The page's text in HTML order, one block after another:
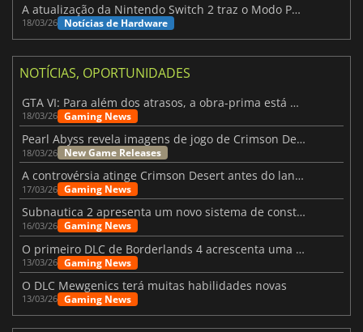
A atualização da Nintendo Switch 2 traz o Modo Portátil aos jogos mais antigos da Switch
18/03/26 Notícias de Hardware
NOTÍCIAS, OPORTUNIDADES
GTA VI: Para além dos atrasos, a obra-prima está quase a chegar
18/03/26 Gaming News
Pearl Abyss revela imagens de jogo de Crimson Desert para a PS5
18/03/26 New Game Releases
A controvérsia atinge Crimson Desert antes do lançamento
17/03/26 Gaming News
Subnautica 2 apresenta um novo sistema de construção de bases
16/03/26 Gaming News
O primeiro DLC de Borderlands 4 acrescenta uma nova personagem e muito mais
13/03/26 Gaming News
O DLC Mewgenics terá muitas habilidades novas
13/03/26 Gaming News